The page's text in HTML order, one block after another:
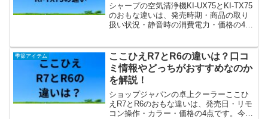
シャープの空気清浄機KI‑UX75とKI‑TX75
のおもな違いは、発売時期・商品の取り
扱い状況・静音時の消費電力・価格の4点
ぞれの共通点を解説します。
季節アイテム
ここひえR7とR6の違いは？口コ
ミ情報やどっちがおすすめなのか
を解説！
ショップジャパンの卓上クーラーここひ
えR7とR6のおもな違いは、発売日・リモ
コン操作・カラー・価格の4点です。今回